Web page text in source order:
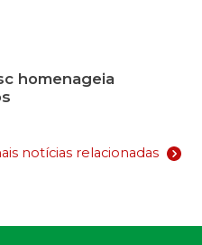
homenageia
notícias relacionadas